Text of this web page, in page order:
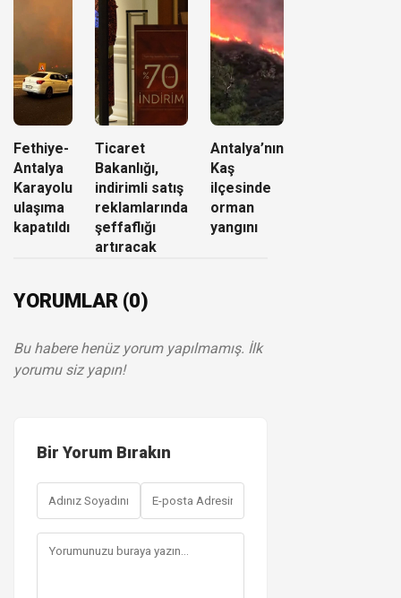
Fethiye-
Antalya
Karayolu
ulaşıma
kapatıldı
Ticaret
Bakanlığı,
indirimli satış
reklamlarında
şeffaflığı
artıracak
Antalya’nın
Kaş
ilçesinde
orman
yangını
YORUMLAR (0)
Bu habere henüz yorum yapılmamış. İlk
yorumu siz yapın!
Bir Yorum Bırakın